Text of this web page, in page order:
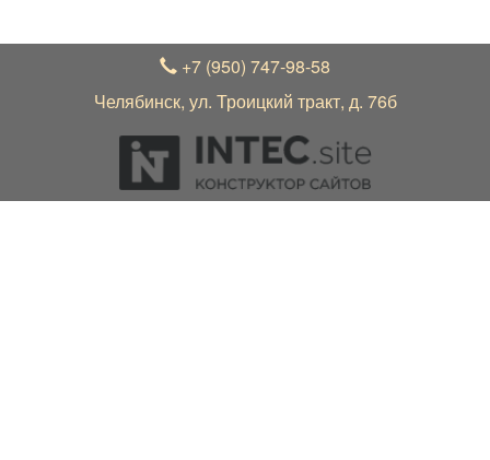
+7 (950) 747-98-58
Челябинск, ул. Троицкий тракт, д. 76б